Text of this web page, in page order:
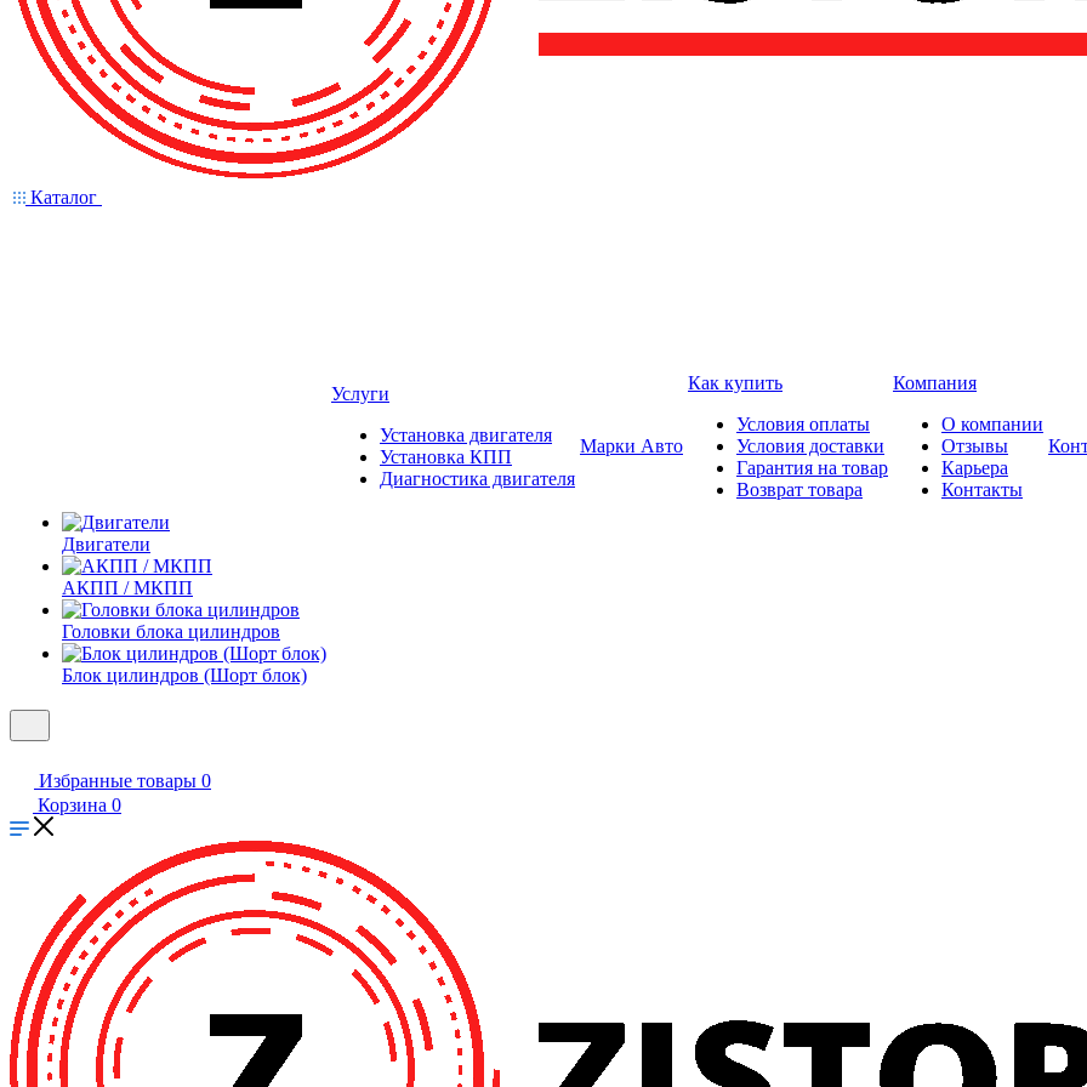
Каталог
Двигатели
АКПП / МКПП
Головки блока цилиндров
Блок цилиндров (Шорт блок)
Услуги
Установка двигателя
Установка КПП
Диагностика двигателя
Марки Авто
Как купить
Условия оплаты
Условия доставки
Гарантия на товар
Возврат товара
Компания
О компании
Отзывы
Карьера
Контакты
Избранные товары 0
Корзина 0